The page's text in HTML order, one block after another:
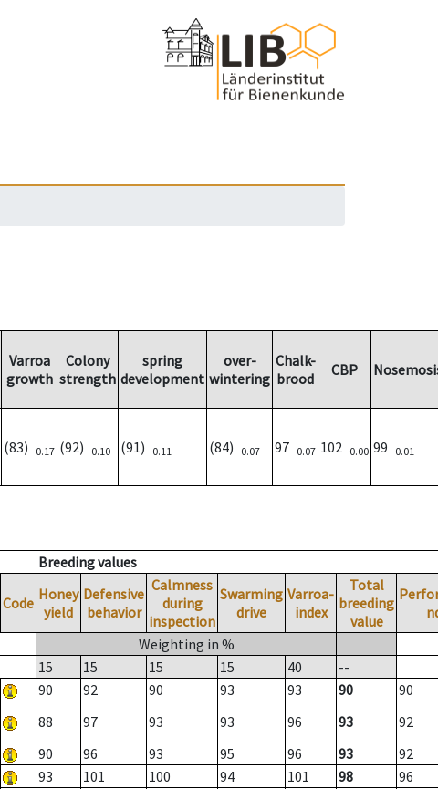
Varroa
growth
Colony
strength
spring
development
over-
wintering
Chalk-
brood
CBP
(83) 0.17 (92) 0.10 (91) 0.11 (84) 0.07 97 0.07 102 0.00 99 0.01
Breeding values
Code Honey
yield
Defensive
behavior
Calmness
during
inspection
Swarming
drive
Varroa-
index
Total
breeding
value
Weighting in %
15
15 15 15 40
--
90 92 90 93 93 90
90
88 97 93 93 96 93
92
90 96 93 95 96 93
92
93 101 100 94 101 98
96